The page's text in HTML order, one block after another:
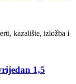
kazalište, izložba i
1,5